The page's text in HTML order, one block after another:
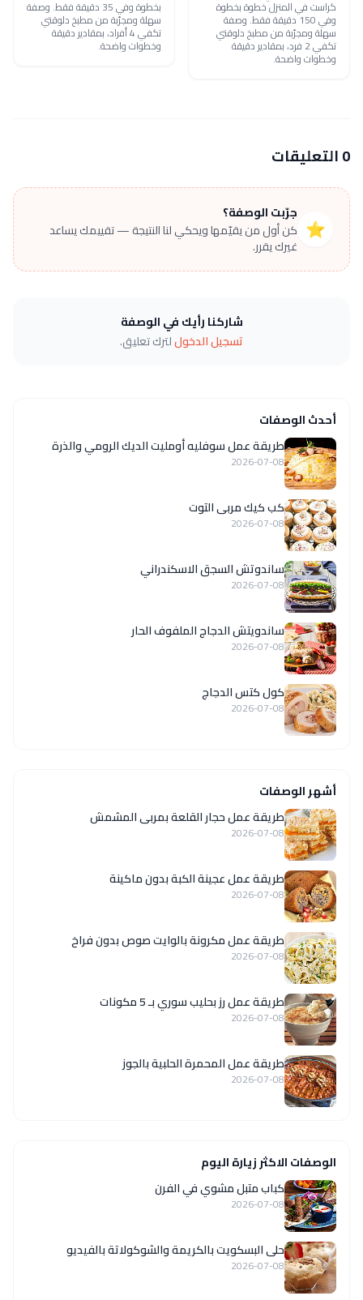
كراست في المنزل خطوة بخطوة
وفي 150 دقيقة فقط. وصفة
سهلة ومجرّبة من مطبخ دلوقتي
تكفي 2 فرد، بمقادير دقيقة
وخطوات واضحة.
بخطوة وفي 35 دقيقة فقط. وصفة
سهلة ومجرّبة من مطبخ دلوقتي
تكفي 4 أفراد، بمقادير دقيقة
وخطوات واضحة.
0 التعليقات
⭐
جرّبت الوصفة؟
كن أول من يقيّمها ويحكي لنا النتيجة — تقييمك يساعد
غيرك يقرر.
شاركنا رأيك في الوصفة
تسجيل الدخوللترك تعليق.
أحدث الوصفات
طريقة عمل سوفليه أومليت الديك الرومي والذرة
2026-07-08
كب كيك مربى التوت
2026-07-08
ساندوتش السجق الاسكندراني
2026-07-08
ساندويتش الدجاج الملفوف الحار
2026-07-08
كول كتس الدجاج
2026-07-08
أشهر الوصفات
طريقة عمل حجار القلعة بمربى المشمش
2026-07-08
طريقة عمل عجينة الكبة بدون ماكينة
2026-07-08
طريقة عمل مكرونة بالوايت صوص بدون فراخ
2026-07-08
طريقة عمل رز بحليب سوري بـ 5 مكونات
2026-07-08
طريقة عمل المحمرة الحلبية بالجوز
2026-07-08
الوصفات الاكثر زيارة اليوم
كباب متبل مشوي في الفرن
2026-07-08
حلى البسكويت بالكريمة والشوكولاتة بالفيديو
2026-07-08